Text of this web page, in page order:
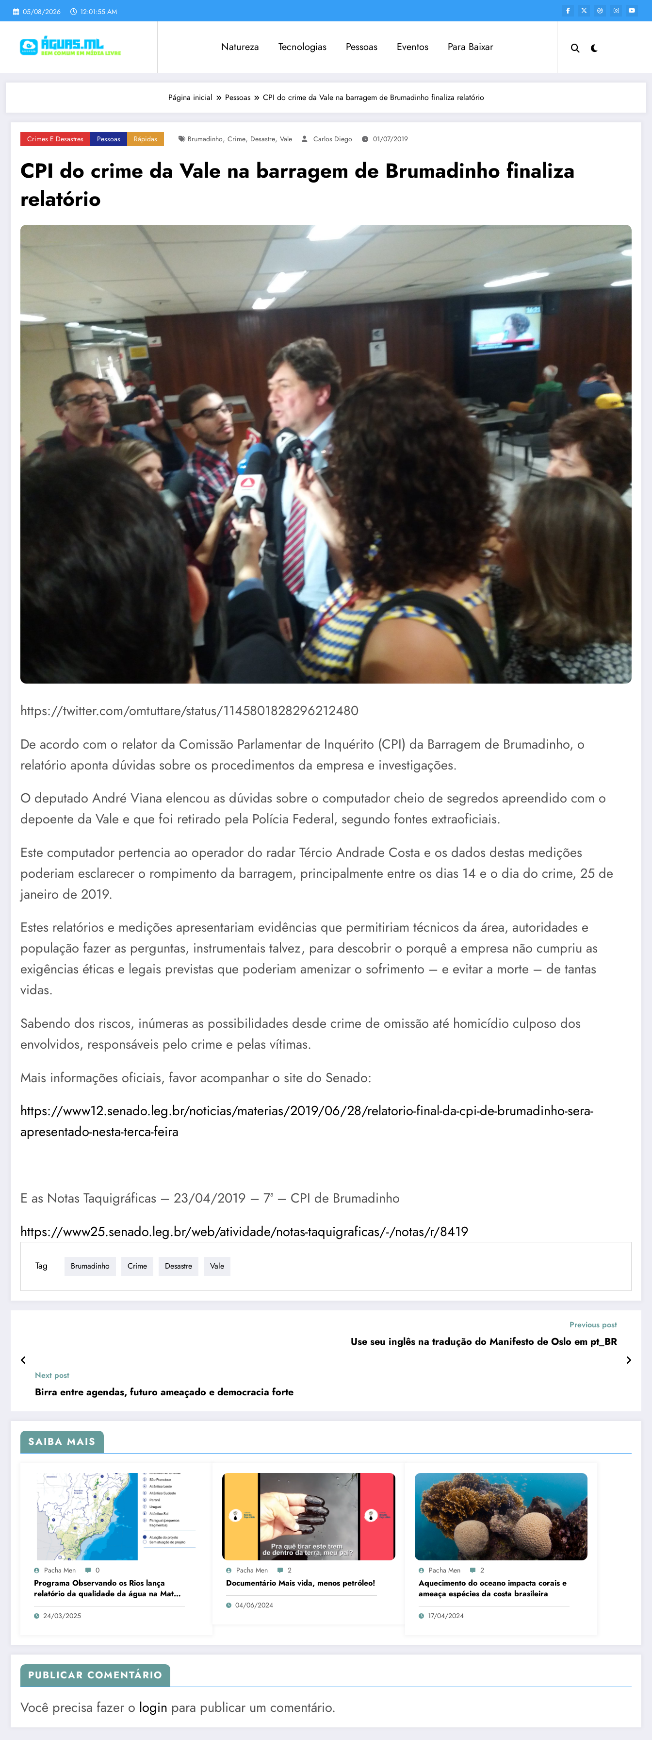
Pular
para
conteúdo
05/08/2026 12:01:56 AM
Natureza Tecnologias Pessoas Eventos Para Baixar
Página inicial Pessoas CPI do crime da Vale na barragem de Brumadinho finaliza relatório
Crimes E Desastres Pessoas Rápidas Brumadinho, Crime, Desastre, Vale Carlos Diego 01/07/2019
CPI do crime da Vale na barragem de Brumadinho finaliza
relatório
https://twitter.com/omtuttare/status/1145801828296212480
De acordo com o relator da Comissão Parlamentar de Inquérito (CPI) da Barragem de Brumadinho, o
relatório aponta dúvidas sobre os procedimentos da empresa e investigações.
O deputado André Viana elencou as dúvidas sobre o computador cheio de segredos apreendido com o
depoente da Vale e que foi retirado pela Polícia Federal, segundo fontes extraoficiais.
Este computador pertencia ao operador do radar Tércio Andrade Costa e os dados destas medições
poderiam esclarecer o rompimento da barragem, principalmente entre os dias 14 e o dia do crime, 25 de
janeiro de 2019.
Estes relatórios e medições apresentariam evidências que permitiriam técnicos da área, autoridades e
população fazer as perguntas, instrumentais talvez, para descobrir o porquê a empresa não cumpriu as
exigências éticas e legais previstas que poderiam amenizar o sofrimento – e evitar a morte – de tantas
vidas.
Sabendo dos riscos, inúmeras as possibilidades desde crime de omissão até homicídio culposo dos
envolvidos, responsáveis pelo crime e pelas vítimas.
Mais informações oficiais, favor acompanhar o site do Senado:
https://www12.senado.leg.br/noticias/materias/2019/06/28/relatorio-final-da-cpi-de-brumadinho-sera-
apresentado-nesta-terca-feira
E as Notas Taquigráficas – 23/04/2019 – 7ª – CPI de Brumadinho
https://www25.senado.leg.br/web/atividade/notas-taquigraficas/-/notas/r/8419
Tag Brumadinho Crime Desastre Vale
Previous post
Use seu inglês na tradução do Manifesto de Oslo em pt_BR
Next post
Birra entre agendas, futuro ameaçado e democracia forte
SAIBA MAIS
Pacha Men 0
Programa Observando os Rios lança
relatório da qualidade da água na Mata
Atlântica
24/03/2025
Pacha Men 2
Documentário Mais vida, menos petróleo!
04/06/2024
Pacha Men 2
Aquecimento do oceano impacta corais e
ameaça espécies da costa brasileira
17/04/2024
PUBLICAR COMENTÁRIO
Você precisa fazer o login para publicar um comentário.